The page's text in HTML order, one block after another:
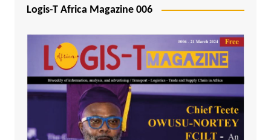
Logis-T Africa Magazine 006